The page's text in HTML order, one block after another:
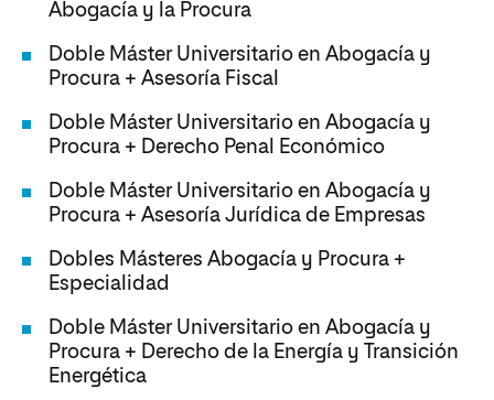
Abogacía y la Procura
Doble Máster Universitario en Abogacía y
Procura + Asesoría Fiscal
Doble Máster Universitario en Abogacía y
Procura + Derecho Penal Económico
Doble Máster Universitario en Abogacía y
Procura + Asesoría Jurídica de Empresas
Dobles Másteres Abogacía y Procura +
Especialidad
Doble Máster Universitario en Abogacía y
Procura + Derecho de la Energía y Transición
Energética